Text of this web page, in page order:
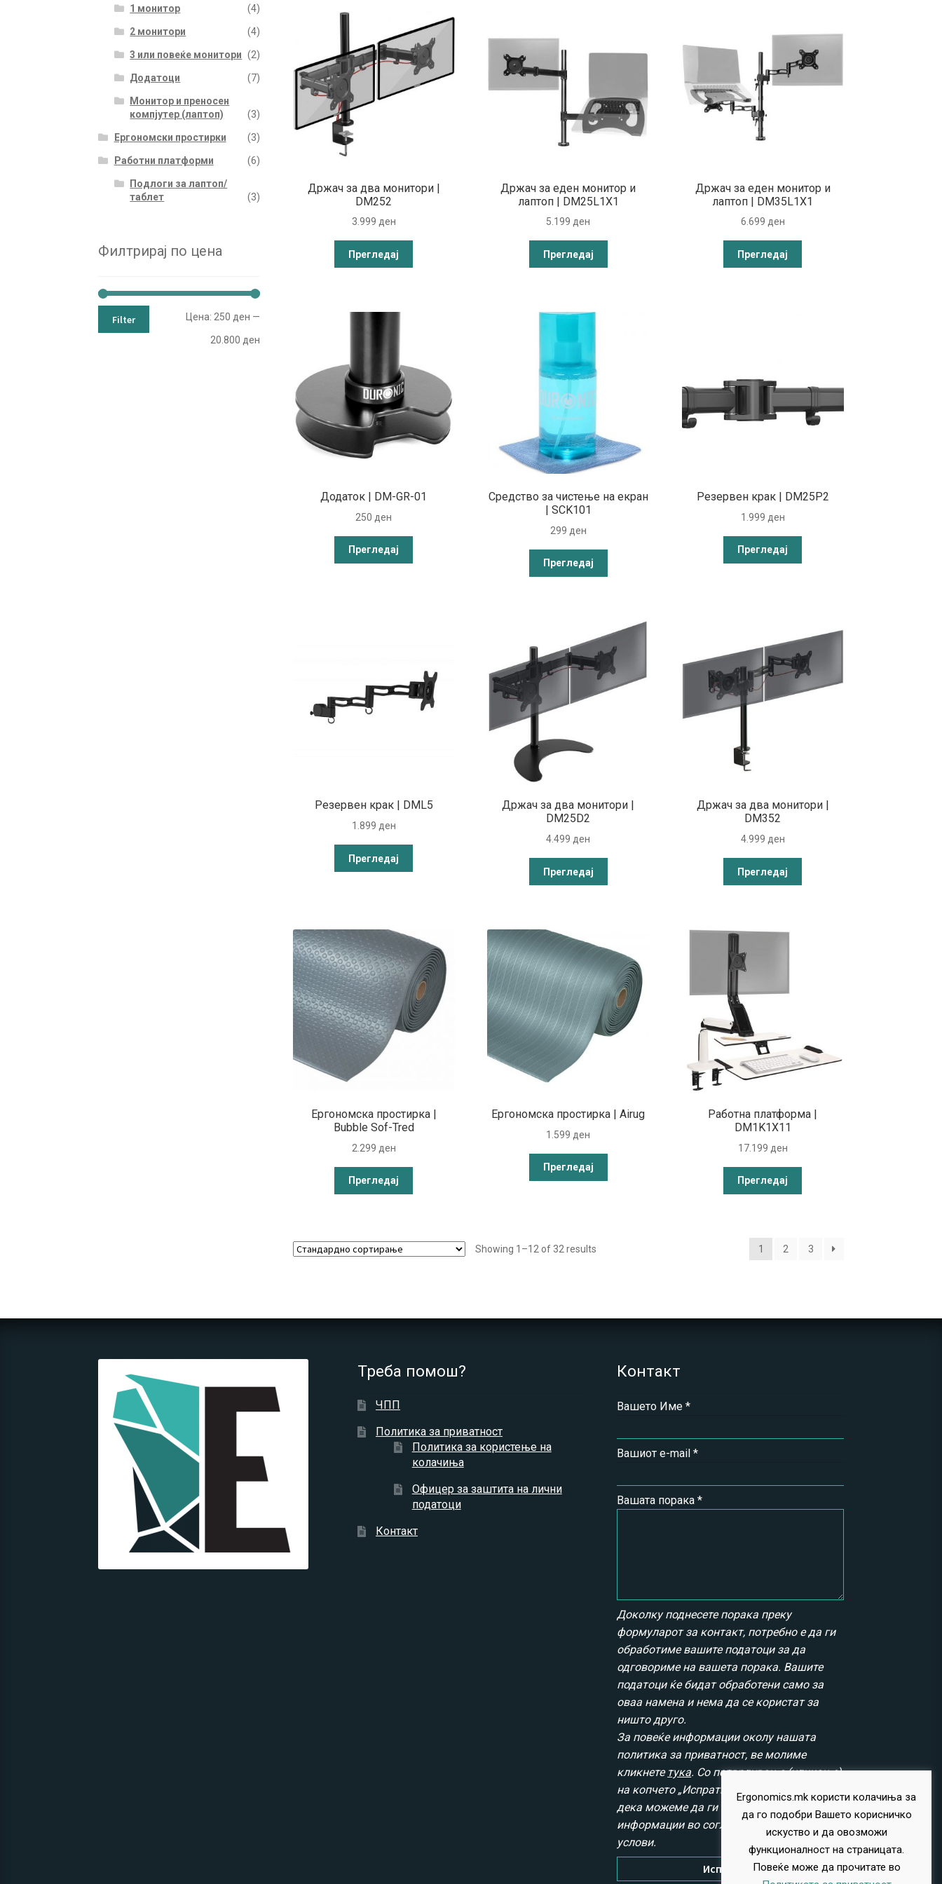
Држач за два монитори |
DM252
3.999 ден
Прегледај
Држач за еден монитор и
лаптоп | DM25L1X1
5.199ден
Прегледај
Држач за еден монитор и
лаптоп | DM35L1X1
6.699 ден
Прегледај
Додаток | DM-GR-01
250 ден
Прегледај
Средство за чистење на екран
| SCK101
299 ден
Прегледај
Резервен крак | DM25P2
1.999 ден
Прегледај
Резервен крак | DML5
1.899 ден
Прегледај
Држач за два монитори |
DM25D2
4.499 ден
Прегледај
Држач за два монитори |
DM352
4.999 ден
Прегледај
Ергономска простирка |
Bubble Sof-Tred
2.299 ден
Прегледај
Ергономска простирка | Airug
1.599 ден
Прегледај
Работна платформа |
DM1K1X11
17.199 ден
Прегледај
Showing 1–12 of 32 results 1 2 3
1 монитор (4)
2 монитори (4)
3 или повеќе монитори (2)
Додатоци (7)
Монитор и преносен
компјутер (лаптоп)
(3)
Ергономски простирки (3)
Работни платформи (6)
Подлоги за лаптоп/
таблет
(3)
Филтрирај по цена
Filter Цена: 250 ден —
20.800 ден
Треба помош?
ЧПП
Политика за приватност
Политика за користење на
колачиња
Офицер за заштита на лични
податоци
Контакт
Контакт
Вашето Име *
Вашиот e-mail *
Вашата порака *
Доколку поднесете порака преку
формуларот за контакт, потребно е да ги
обработиме вашите податоци за да
одговориме на вашета порака. Вашите
податоци ќе бидат обработени само за
оваа намена и нема да се користат за
ништо друго.
За повеќе информации околу нашата
политика за приватност, ве молиме
кликнете тука. Со потврдување (кликање)
на копчето „Испрати“, вие се согласувате
дека можеме да ги обработиме вашите
информации во согласност со овие
услови.
Ergonomics.mk користи колачиња за
да го подобри Вашето корисничко
искуство и да овозможи
функционалност на страницата.
Повеќе може да прочитате во